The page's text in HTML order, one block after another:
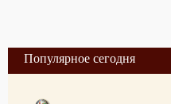
Популярное сегодня